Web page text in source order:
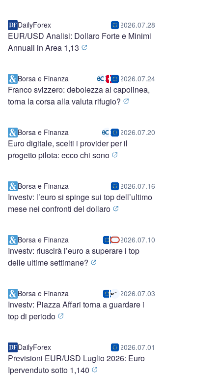
DailyForex 2026.07.28
EUR/USD Analisi: Dollaro Forte e Minimi
Annuali in Area 1,13
Borsa e Finanza 2026.07.24
Franco svizzero: debolezza al capolinea,
torna la corsa alla valuta rifugio?
Borsa e Finanza 2026.07.20
Euro digitale, scelti i provider per il
progetto pilota: ecco chi sono
Borsa e Finanza 2026.07.16
Investv: l’euro si spinge sui top dell’ultimo
mese nei confronti del dollaro
Borsa e Finanza 2026.07.10
Investv: riuscirà l’euro a superare i top
delle ultime settimane?
Borsa e Finanza 2026.07.03
Investv: Piazza Affari torna a guardare i
top di periodo
DailyForex 2026.07.01
Previsioni EUR/USD Luglio 2026: Euro
Ipervenduto sotto 1,140